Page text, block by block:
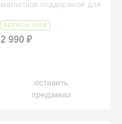
магнитной поддержкой для
(45166) Magnetic Wallet
with Stand & Phone Grip.
ВЕРНЕМ 800 ₽
2 990₽
оставить
предзаказ